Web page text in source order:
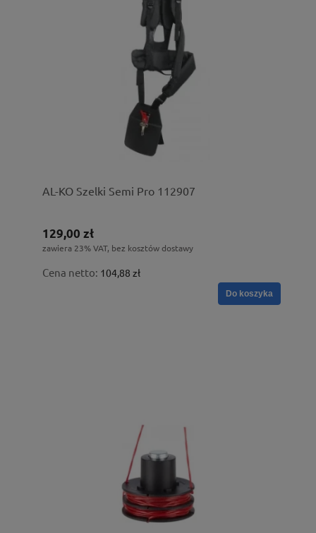
AL-KO Szelki Semi Pro 112907
129,00 zł
zawiera 23% VAT, bez kosztów dostawy
Cena netto: 104,88 zł
Do koszyka